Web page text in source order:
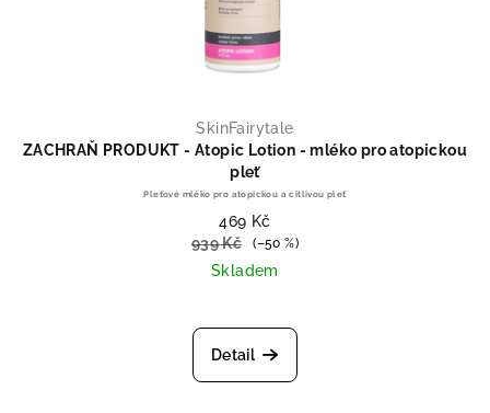
SkinFairytale
ZACHRAŇ PRODUKT - Atopic Lotion - mléko pro atopickou
pleť
Pleťové mléko pro atopickou a citlivou pleť
469 Kč
939 Kč
(–50 %)
Skladem
Detail